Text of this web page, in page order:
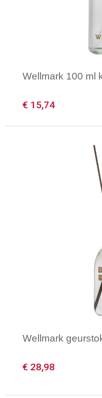
Wellmark 100 ml
€ 15,74
Minimale
Wellmark
€ 28,98